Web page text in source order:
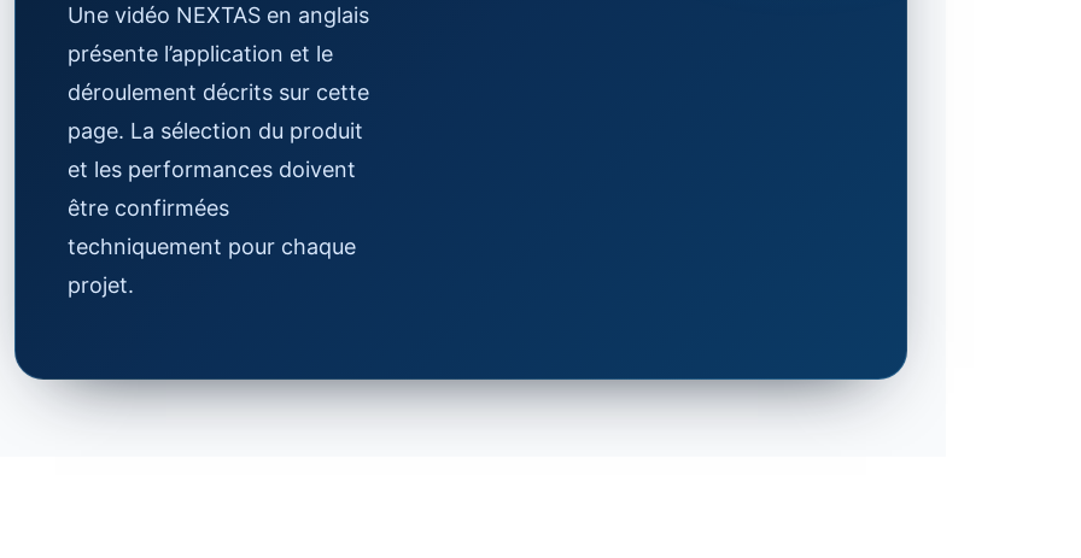
Une vidéo NEXTAS en anglais
présente l’application et le
déroulement décrits sur cette
page. La sélection du produit
et les performances doivent
être confirmées
techniquement pour chaque
projet.